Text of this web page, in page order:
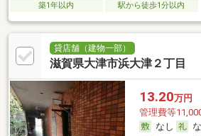
築1年以内
駅から徒歩1分以内
貸店舗（建物一部）
滋賀県大津市浜大津２丁目
13.20万円
管理費等
なし